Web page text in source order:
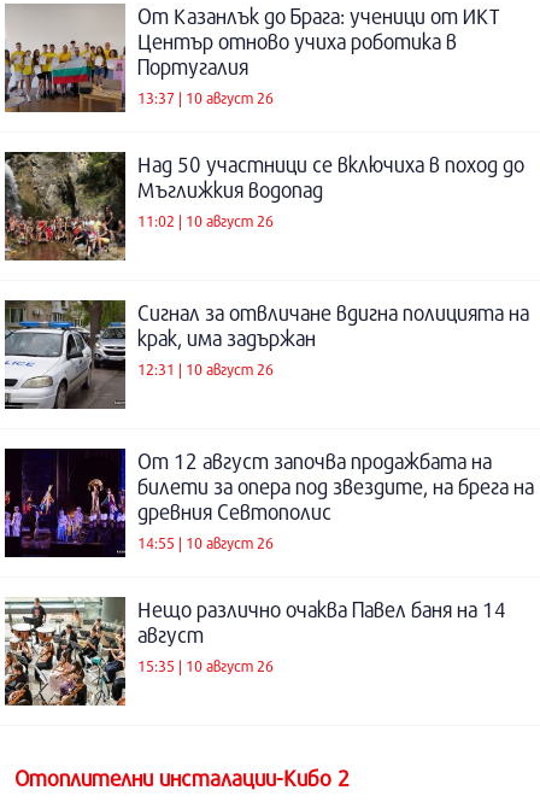
От Казанлък до Брага: ученици от ИКТ
Център отново учиха роботика в
Португалия
13:37 | 10 август 26
Над 50 участници се включиха в поход до
Мъглижкия водопад
11:02 | 10 август 26
Сигнал за отвличане вдигна полицията на
крак, има задържан
12:31 | 10 август 26
От 12 август започва продажбата на
билети за опера под звездите, на брега на
древния Севтополис
14:55 | 10 август 26
Нещо различно очаква Павел баня на 14
август
15:35 | 10 август 26
Отоплителни инсталации-Кибо 2